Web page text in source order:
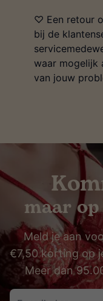
♡ Een retour
bij de
waar mogelijk
van jouw
maar
Meld je aan
€7,50 korting op
Meer dan